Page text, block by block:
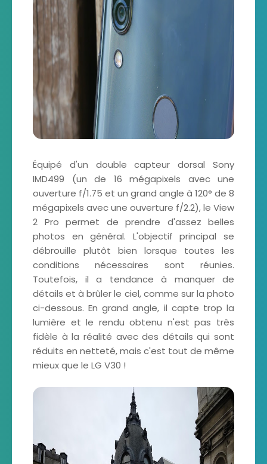
Équipé d'un double capteur dorsal Sony
IMD499 (un de 16 mégapixels avec une
ouverture f/1.75 et un grand angle à 120° de 8
mégapixels avec une ouverture f/2.2), le View
2 Pro permet de prendre d'assez belles
photos en général. L'objectif principal se
débrouille plutôt bien lorsque toutes les
conditions nécessaires sont réunies.
Toutefois, il a tendance à manquer de
détails et à brûler le ciel, comme sur la photo
ci-dessous. En grand angle, il capte trop la
lumière et le rendu obtenu n'est pas très
fidèle à la réalité avec des détails qui sont
réduits en netteté, mais c'est tout de même
mieux que le LG V30 !